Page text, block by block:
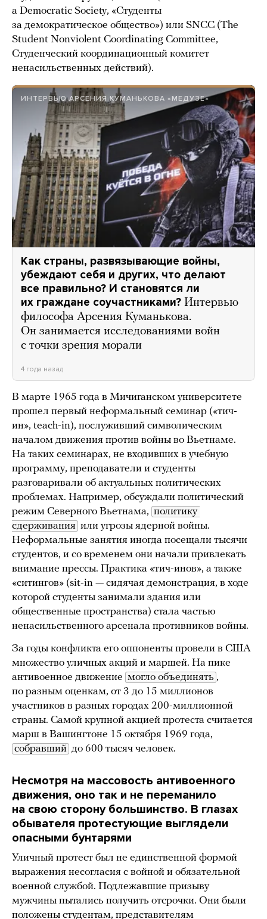
a Democratic Society, «Студенты
за демократическое общество») или SNCC (The
Student Nonviolent Coordinating Committee,
Студенческий координационный комитет
ненасильственных действий).
ИНТЕРВЬЮ АРСЕНИЯ КУМАНЬКОВА «МЕДУЗЕ»
Как страны, развязывающие войны,
убеждают себя и других, что делают
все правильно? И становятся ли
их граждане соучастниками? Интервью
философа Арсения Куманькова.
Он занимается исследованиями войн
с точки зрения морали
4 года назад
В марте 1965 года в Мичиганском университете
прошел первый неформальный семинар («тич-
ин», teach-in), послуживший символическим
началом движения против войны во Вьетнаме.
На таких семинарах, не входивших в учебную
программу, преподаватели и студенты
разговаривали об актуальных политических
проблемах. Например, обсуждали политический
режим Северного Вьетнама, политику
сдерживания или угрозы ядерной войны.
Неформальные занятия иногда посещали тысячи
студентов, и со временем они начали привлекать
внимание прессы. Практика «тич-инов», а также
«ситингов» (sit-in — сидячая демонстрация, в ходе
которой студенты занимали здания или
общественные пространства) стала частью
ненасильственного арсенала противников войны.
За годы конфликта его оппоненты провели в США
множество уличных акций и маршей. На пике
антивоенное движение могло объединять ,
по разным оценкам, от 3 до 15 миллионов
участников в разных городах 200-миллионной
страны. Самой крупной акцией протеста считается
марш в Вашингтоне 15 октября 1969 года,
собравший до 600 тысяч человек.
Несмотря на массовость антивоенного
движения, оно так и не переманило
на свою сторону большинство. В глазах
обывателя протестующие выглядели
опасными бунтарями
Уличный протест был не единственной формой
выражения несогласия с войной и обязательной
военной службой. Подлежавшие призыву
мужчины пытались получить отсрочки. Они были
положены студентам, представителям